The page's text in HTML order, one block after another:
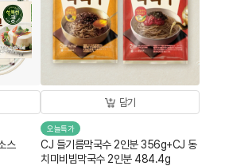
스
담기
오늘특가
CJ 들기름막국수 2인분 356g+CJ 동
치미비빔막국수 2인분 484.4g